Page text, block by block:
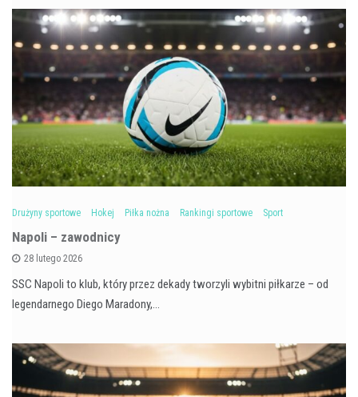
Drużyny sportowe Hokej Piłka nożna Rankingi sportowe Sport
Napoli – zawodnicy
28 lutego 2026
SSC Napoli to klub, który przez dekady tworzyli wybitni piłkarze – od
legendarnego Diego Maradony,…